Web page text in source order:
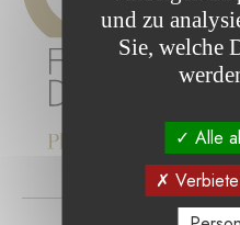
und zu
Sie, welche
Alle